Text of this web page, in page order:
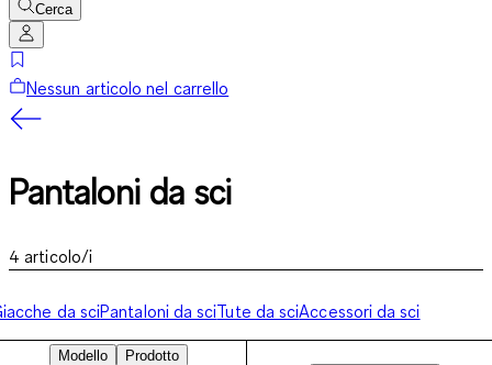
Cerca
Nessun articolo nel carrello
Pantaloni da sci
4 articolo/i
da sciPantaloni da sciTute da sciAccessori da sci
Modello
Prodotto